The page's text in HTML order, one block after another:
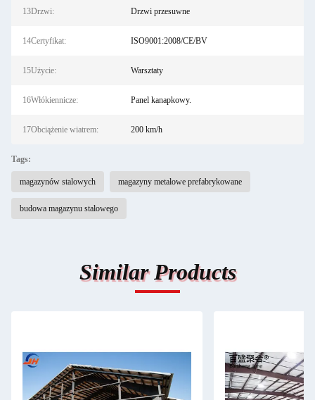
13Drzwi: Drzwi przesuwne
14Certyfikat: ISO9001:2008/CE/BV
15Użycie: Warsztaty
16Włókiennicze: Panel kanapkowy.
17Obciążenie wiatrem: 200 km/h
Tags:
magazynów stalowych magazyny metalowe prefabrykowane
budowa magazynu stalowego
Similar Products